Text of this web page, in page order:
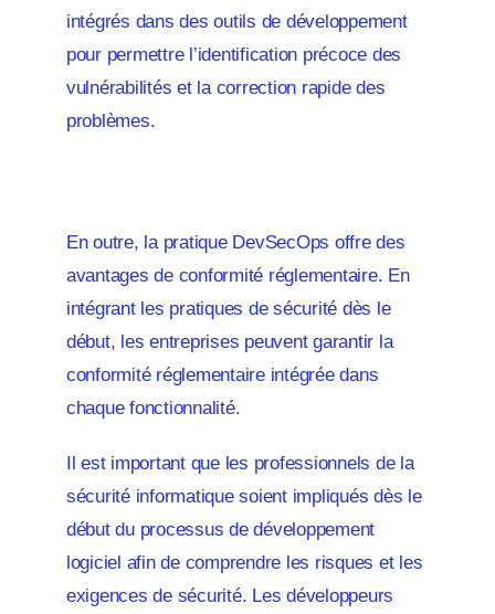
intégrés dans des outils de développement
pour permettre l’identification précoce des
vulnérabilités et la correction rapide des
problèmes.
En outre, la pratique DevSecOps offre des
avantages de conformité réglementaire. En
intégrant les pratiques de sécurité dès le
début, les entreprises peuvent garantir la
conformité réglementaire intégrée dans
chaque fonctionnalité.
Il est important que les professionnels de la
sécurité informatique soient impliqués dès le
début du processus de développement
logiciel afin de comprendre les risques et les
exigences de sécurité. Les développeurs